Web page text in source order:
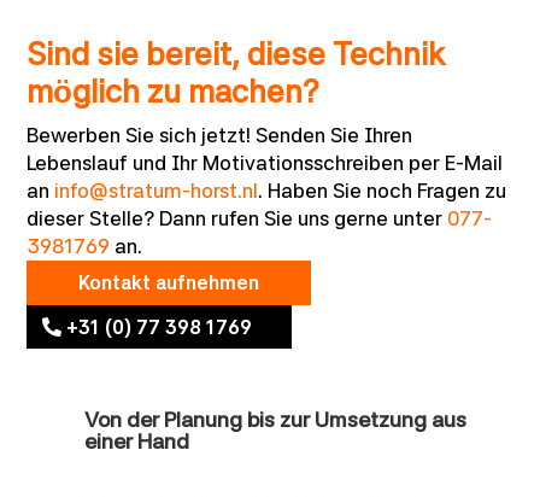
Sind sie bereit, diese Technik
möglich zu machen?
Bewerben Sie sich jetzt! Senden Sie Ihren
Lebenslauf und Ihr Motivationsschreiben per E-Mail
an info@stratum-horst.nl. Haben Sie noch Fragen zu
dieser Stelle? Dann rufen Sie uns gerne unter 077-
3981769 an.
Kontakt aufnehmen
+31 (0) 77 398 1769
Von der Planung bis zur Umsetzung aus
einer Hand